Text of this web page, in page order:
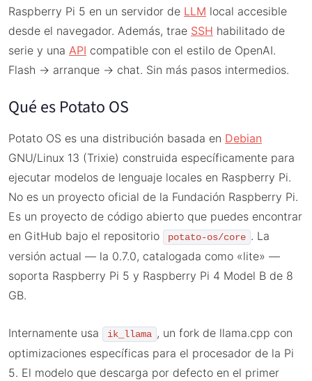
Raspberry Pi 5 en un servidor de LLM local accesible
desde el navegador. Además, trae SSH habilitado de
serie y una API compatible con el estilo de OpenAI.
Flash → arranque → chat. Sin más pasos intermedios.
Qué es Potato OS
Potato OS es una distribución basada en Debian
GNU/Linux 13 (Trixie) construida específicamente para
ejecutar modelos de lenguaje locales en Raspberry Pi.
No es un proyecto oficial de la Fundación Raspberry Pi.
Es un proyecto de código abierto que puedes encontrar
en GitHub bajo el repositorio
potato-os/core . La
versión actual — la 0.7.0, catalogada como «lite» —
soporta Raspberry Pi 5 y Raspberry Pi 4 Model B de 8
GB.
Internamente usa ik_llama , un fork de llama.cpp con
optimizaciones específicas para el procesador de la Pi
5. El modelo que descarga por defecto en el primer